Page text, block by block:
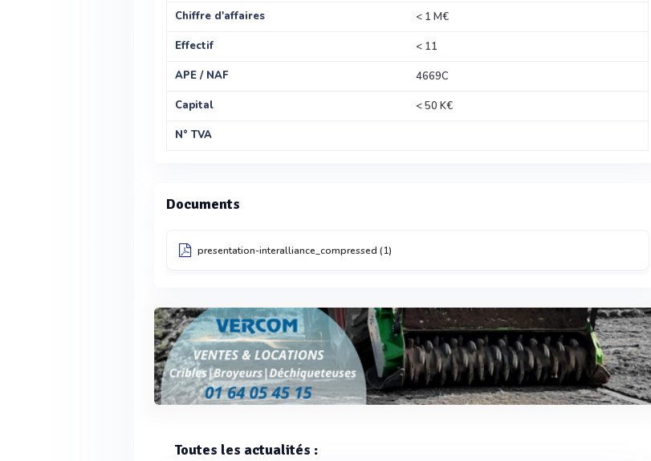
Chiffre d'affaires
< 1 M€
Effectif
< 11
APE / NAF
4669C
Capital
< 50 K€
N° TVA
Documents
presentation-interalliance_compressed (1)
Toutes les actualités :